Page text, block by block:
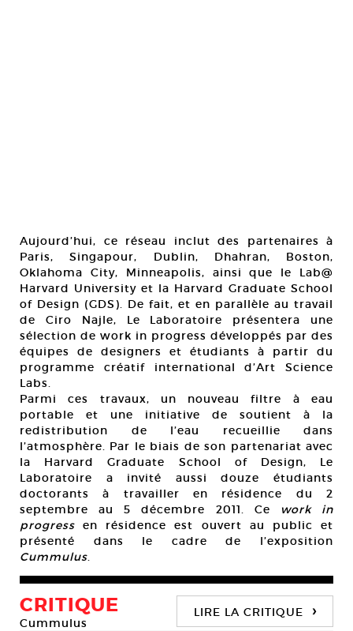
Aujourd’hui, ce réseau inclut des partenaires à
Paris, Singapour, Dublin, Dhahran, Boston,
Oklahoma City, Minneapolis, ainsi que le Lab@
Harvard University et la Harvard Graduate School
of Design (GDS). De fait, et en parallèle au travail
de Ciro Najle, Le Laboratoire présentera une
sélection de work in progress développés par des
équipes de designers et étudiants à partir du
programme créatif international d’Art Science
Labs.
Parmi ces travaux, un nouveau filtre à eau
portable et une initiative de soutient à la
redistribution de l’eau recueillie dans
l’atmosphère. Par le biais de son partenariat avec
la Harvard Graduate School of Design, Le
Laboratoire a invité aussi douze étudiants
doctorants à travailler en résidence du 2
septembre au 5 décembre 2011. Ce
work in
progress en résidence est ouvert au public et
présenté dans le cadre de l’exposition
Cummulus.
CRITIQUE
Cummulus
LIRE LA CRITIQUE ›